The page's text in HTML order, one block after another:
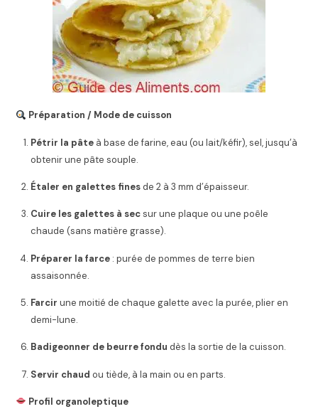
Préparation / Mode de cuisson
Pétrir la pâte à base de farine, eau (ou lait/kéfir), sel, jusqu’à
obtenir une pâte souple.
Étaler en galettes finesde 2 à 3 mm d’épaisseur.
Cuire les galettes à secsur une plaque ou une poêle
chaude (sans matière grasse).
Préparer la farce : purée de pommes de terre bien
assaisonnée.
Farcir une moitié de chaque galette avec la purée, plier en
demi-lune.
Badigeonner de beurre fondu dès la sortie de la cuisson.
Servir chaud ou tiède, à la main ou en parts.
Profil organoleptique